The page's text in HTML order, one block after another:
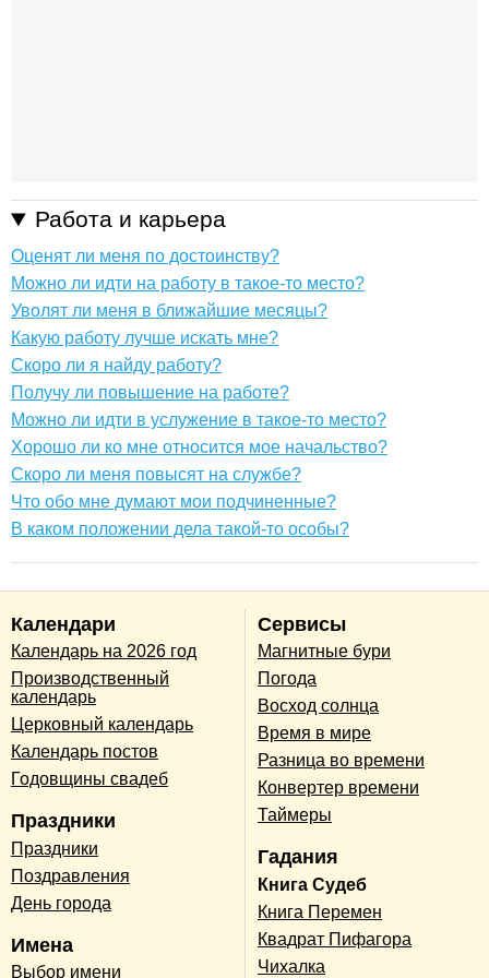
Работа и карьера
Оценят ли меня по достоинству?
Можно ли идти на работу в такое-то место?
Уволят ли меня в ближайшие месяцы?
Какую работу лучше искать мне?
Скоро ли я найду работу?
Получу ли повышение на работе?
Можно ли идти в услужение в такое-то место?
Хорошо ли ко мне относится мое начальство?
Скоро ли меня повысят на службе?
Что обо мне думают мои подчиненные?
В каком положении дела такой-то особы?
Календари
Календарь на 2026 год
Производственный
календарь
Церковный календарь
Календарь постов
Годовщины свадеб
Праздники
Праздники
Поздравления
День города
Имена
Выбор имени
Сервисы
Магнитные бури
Погода
Восход солнца
Время в мире
Разница во времени
Конвертер времени
Таймеры
Гадания
Книга Судеб
Книга Перемен
Квадрат Пифагора
Чихалка